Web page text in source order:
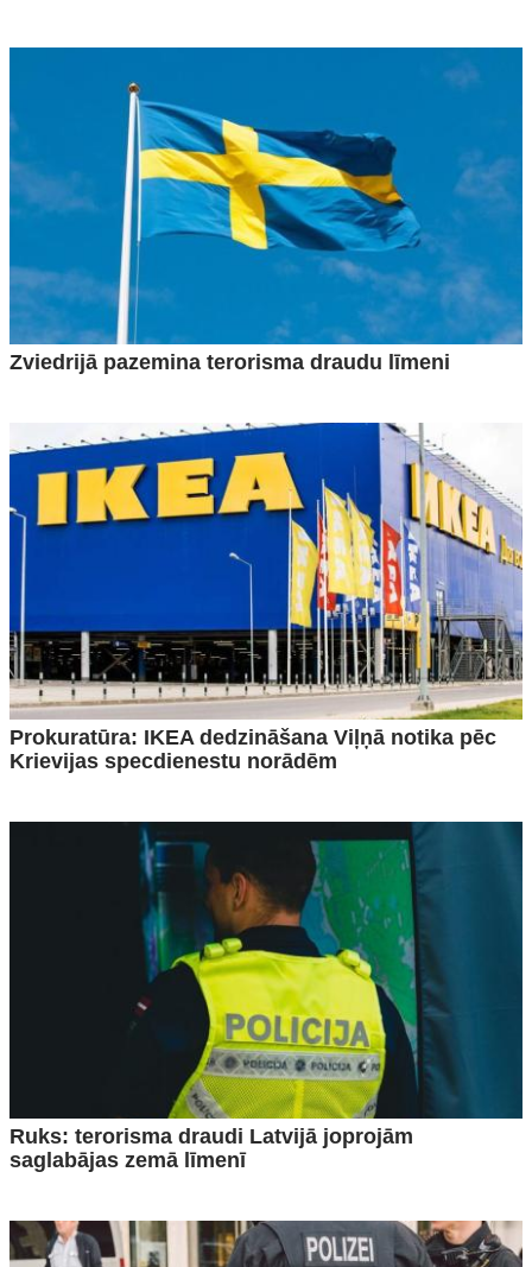
Zviedrijā pazemina terorisma draudu līmeni
Prokuratūra: IKEA dedzināšana Viļņā notika pēc
Krievijas specdienestu norādēm
Ruks: terorisma draudi Latvijā joprojām
saglabājas zemā līmenī